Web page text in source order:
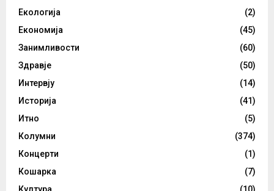
Екологија
(2)
Економија
(45)
Занимливости
(60)
Здравје
(50)
Интервју
(14)
Историја
(41)
Итно
(5)
Колумни
(374)
Концерти
(1)
Кошарка
(7)